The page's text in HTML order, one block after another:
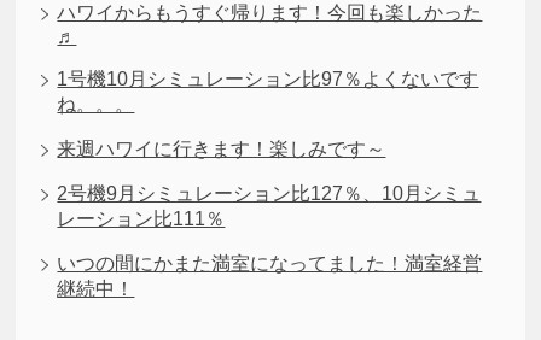
ハワイからもうすぐ帰ります！今回も楽しかった
♬
1号機10月シミュレーション比97％よくないです
ね。。。
来週ハワイに行きます！楽しみです～
2号機9月シミュレーション比127％、10月シミュ
レーション比111％
いつの間にかまた満室になってました！満室経営
継続中！